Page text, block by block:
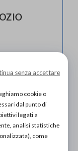
senza accettare
cookie o
dal punto di
legati a
analisi statistiche
come